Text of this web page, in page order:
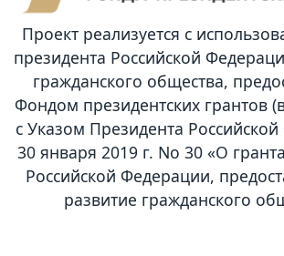
Проект реализуется с
президента Российской
гражданского общества,
Фондом президентских грантов
с Указом Президента
30 января 2019 г. No 30 «О
Российской Федерации,
развитие гражданского